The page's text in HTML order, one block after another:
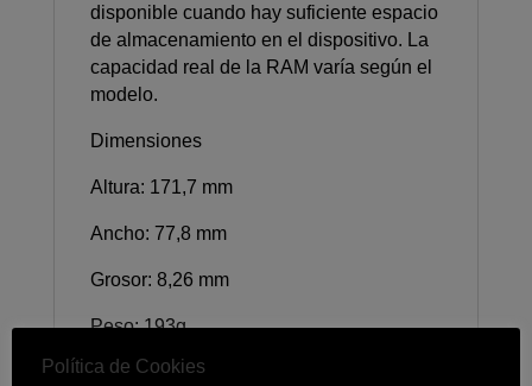
disponible cuando hay suficiente espacio
de almacenamiento en el dispositivo. La
capacidad real de la RAM varía según el
modelo.
Dimensiones
Altura: 171,7 mm
Ancho: 77,8 mm
Grosor: 8,26 mm
Peso: 193g
*Datos obtenidos de los laboratorios
Política de Cookies